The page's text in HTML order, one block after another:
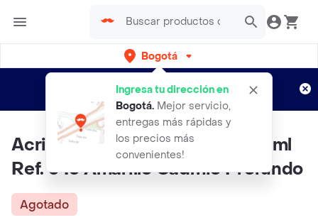
Bogotá
Ingresa tu dirección en
Bogotá. Mejor servicio,
entregas más rápidas y
los precios más
convenientes!
envíos gratis por semanas
Aplican TyC
Acrilico Abstract Sennelier 120ml
Ref. 543 Amarillo Cadmio Profundo
Agotado